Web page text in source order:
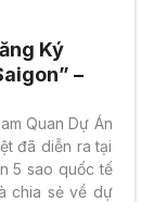
Ký
–
Quan Dự Án
đã diễn ra tại
5 sao quốc tế
chia sẻ về dự